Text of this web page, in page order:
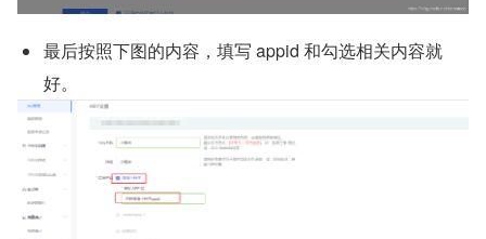
最后按照下图的内容，填写 appid 和勾选相关内容就
好。